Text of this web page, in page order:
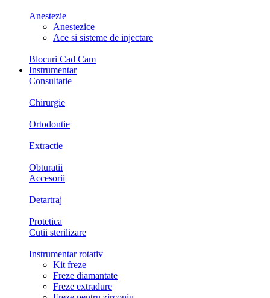
Anestezie
Anestezice
Ace si sisteme de injectare
Blocuri Cad Cam
Instrumentar
Consultatie
Chirurgie
Ortodontie
Extractie
Obturatii
Accesorii
Detartraj
Protetica
Cutii sterilizare
Instrumentar rotativ
Kit freze
Freze diamantate
Freze extradure